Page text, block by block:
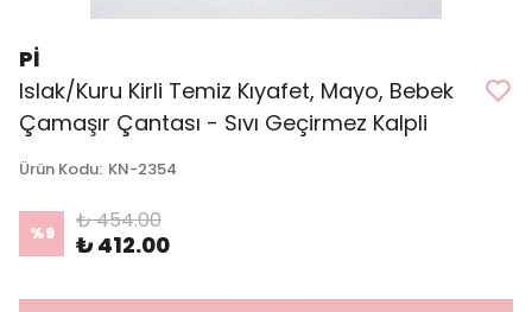
Pİ
Islak/Kuru Kirli Temiz Kıyafet, Mayo, Bebek
Çamaşır Çantası - Sıvı Geçirmez Kalpli
Ürün Kodu: KN-2354
%9 ₺ 454.00
₺ 412.00